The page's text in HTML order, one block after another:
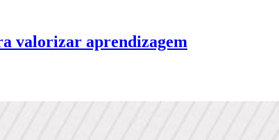
valorizar aprendizagem